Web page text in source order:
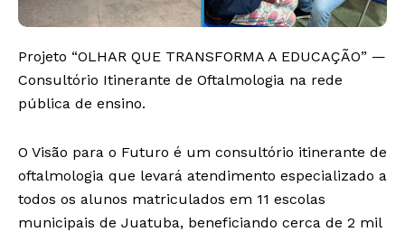
Projeto “OLHAR QUE TRANSFORMA A EDUCAÇÃO” —
Consultório Itinerante de Oftalmologia na rede
pública de ensino.
O Visão para o Futuro é um consultório itinerante de
oftalmologia que levará atendimento especializado a
todos os alunos matriculados em 11 escolas
municipais de Juatuba, beneficiando cerca de 2 mil